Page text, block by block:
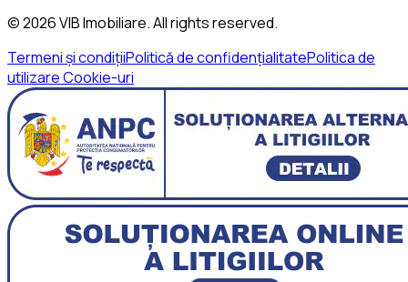
©2026VIB Imobiliare. All rights reserved.
Termeni și condițiiPolitică de confidențialitatePolitica de
utilizare Cookie-uri